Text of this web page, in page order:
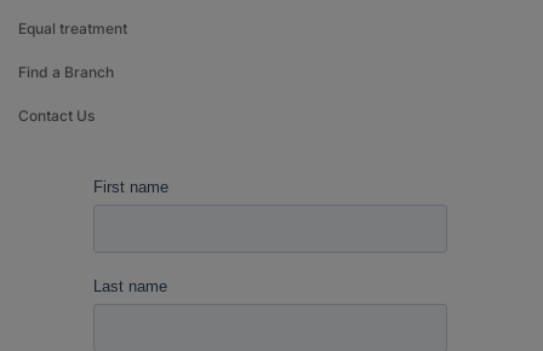
Equal treatment
Find a Branch
Contact Us